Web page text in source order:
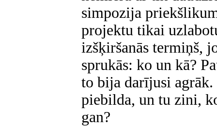
simpozija
projektu tikai
izšķiršanās termiņš,
sprukās: ko un kā?
to bija darījusi
piebilda, un tu zini,
gan?